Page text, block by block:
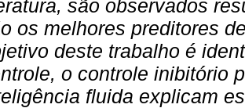
são observados
os melhores preditores
deste trabalho é
o controle inibitório
fluida explicam